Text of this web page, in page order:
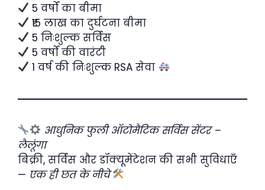
5 वर्षों का बीमा
₹15 लाख का दुर्घटना बीमा
5 निःशुल्क सर्विस
5 वर्षों की वारंटी
1 वर्ष की निःशुल्क RSA सेवा
आधुनिक फुली ऑटोमैटिक सर्विस सेंटर –
लैलूंगा
बिक्री, सर्विस और डॉक्यूमेंटेशन की सभी सुविधाएँ
— एक ही छत के नीचे